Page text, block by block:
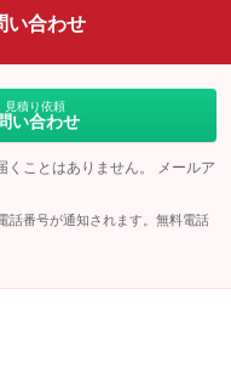
い合わせ
見積り依頼
い合わせ
くことはありません。 メールア
話番号が通知されます。無料電話